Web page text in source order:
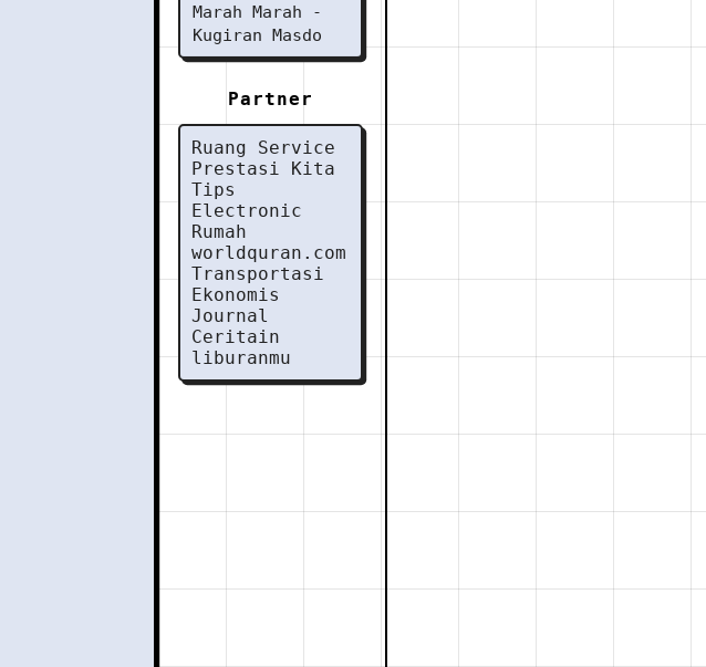
Marah Marah -
Kugiran Masdo
Partner
Ruang Service
Prestasi Kita
Tips
Electronic
Rumah
worldquran.com
Transportasi
Ekonomis
Journal
Ceritain
liburanmu